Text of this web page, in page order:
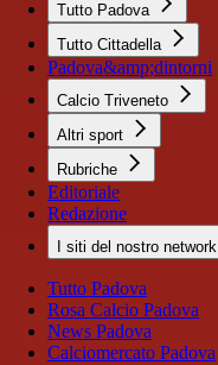
Tutto Padova
Tutto Cittadella
Padova&amp;dintorni
Calcio Triveneto
Altri sport
Rubriche
Editoriale
Redazione
I siti del nostro network
Tutto Padova
Rosa Calcio Padova
News Padova
Calciomercato Padova